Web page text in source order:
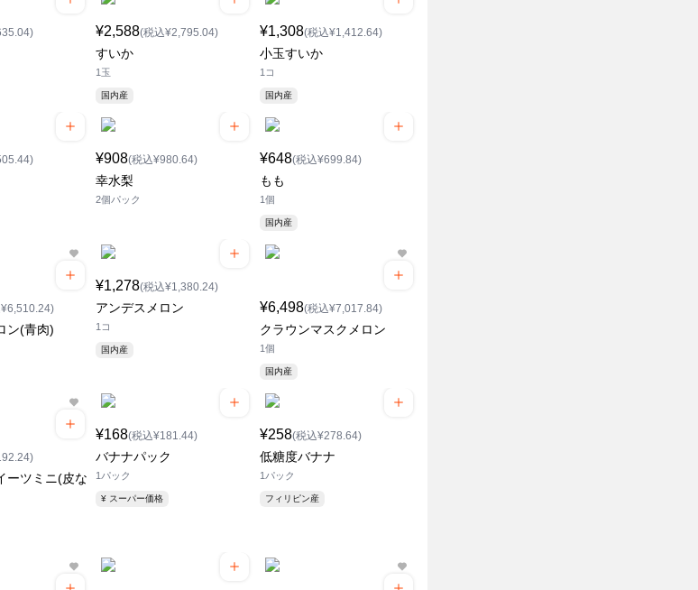
¥2,588(税込¥2,795.04)
すいか
1玉
国内産
¥1,308(税込¥1,412.64)
小玉すいか
1コ
国内産
¥908(税込¥980.64)
幸水梨
2個パック
¥648(税込¥699.84)
もも
1個
国内産
ン(青肉)
¥1,278(税込¥1,380.24)
アンデスメロン
1コ
国内産
¥6,498(税込¥7,017.84)
クラウンマスクメロン
1個
国内産
ーツミニ(皮な
¥168(税込¥181.44)
バナナパック
1パック
¥ スーパー価格
¥258(税込¥278.64)
低糖度バナナ
1パック
フィリピン産